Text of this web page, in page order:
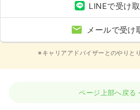
LINEで受け
メールで受け
※キャリアアドバイザーとのやりと
ページ上部へ戻る